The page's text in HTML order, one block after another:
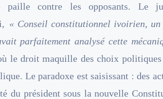
paille contre les opposants. Le
« Conseil constitutionnel ivoirien, un
parfaitement analysé cette
le droit maquille des choix politiques
Le paradoxe est saisissant : des
du président sous la nouvelle